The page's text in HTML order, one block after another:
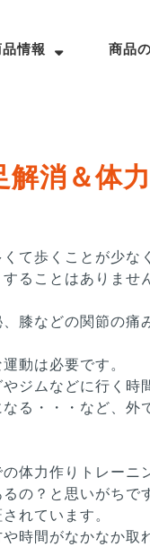
情報 商品
解消＆体
て歩くことが少な
ることはありませ
膝などの関節の痛
動は必要です。
ジムなどに行く時
る・・・など、外
体力作りトレーニ
の？と思いがちで
れています。
時間がなかなか取